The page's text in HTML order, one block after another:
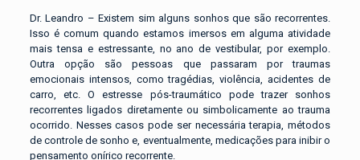
Dr. Leandro – Existem sim alguns sonhos que são recorrentes.
Isso é comum quando estamos imersos em alguma atividade
mais tensa e estressante, no ano de vestibular, por exemplo.
Outra opção são pessoas que passaram por traumas
emocionais intensos, como tragédias, violência, acidentes de
carro, etc. O estresse pós-traumático pode trazer sonhos
recorrentes ligados diretamente ou simbolicamente ao trauma
ocorrido. Nesses casos pode ser necessária terapia, métodos
de controle de sonho e, eventualmente, medicações para inibir o
pensamento onírico recorrente.